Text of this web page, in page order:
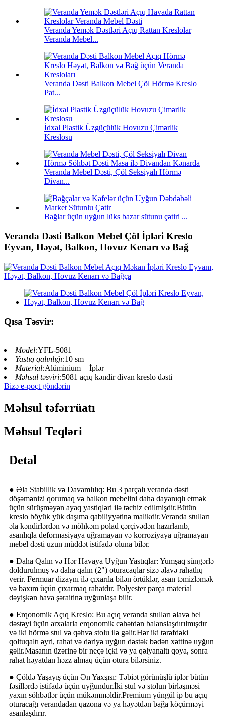
Veranda Yemək Dəstləri Açıq Rattan Kreslolar
Veranda Mebel...
Veranda Dəsti Balkon Mebel Çöl Hörmə Kreslo
Pat...
İdxal Plastik Üzgüçülük Hovuzu Çimərlik
Kreslosu
Veranda Mebel Dəsti, Çöl Seksiyalı Hörmə
Divan...
Bağlar üçün uyğun lüks bazar sütunu çətiri ...
Veranda Dəsti Balkon Mebel Çöl İpləri Kreslo
Eyvan, Həyət, Balkon, Hovuz Kenarı və Bağ
Qısa Təsvir:
Model:YFL-5081
Yastıq qalınlığı:10 sm
Material:Alüminium + İplər
Məhsul təsviri:5081 açıq kəndir divan kreslo dəsti
Bizə e-poçt göndərin
Məhsul təfərrüatı
Məhsul Teqləri
Detal
● Əla Stabillik və Davamlılıq: Bu 3 parçalı veranda dəsti
döşəmənizi qorumaq və balkon mebelini daha dayanıqlı etmək
üçün sürüşməyən ayaq yastiqləri ilə təchiz edilmişdir.Bütün
kreslo böyük yük daşıma qabiliyyətinə malikdir.Veranda stulları
əla kəndirlərdən və möhkəm polad çərçivədən hazırlanıb,
asanlıqla deformasiyaya uğramayan və korroziyaya uğramayan
mebel dəsti uzun müddət istifadə oluna bilər.
● Daha Qalın və Hər Havaya Uyğun Yastıqlar: Yumşaq süngərlə
doldurulmuş və daha qalın (2") oturacaqlar sizə əlavə rahatlıq
verir. Fermuar dizaynı ilə çıxarıla bilən örtüklər, asan təmizləmək
və baxım üçün çıxarmaq rahatdır. Polyester parça material
dəyişkən hava şəraitinə uyğunlaşa bilir.
● Erqonomik Açıq Kreslo: Bu açıq veranda stulları əlavə bel
dəstəyi üçün arxalarla erqonomik cəhətdən balanslaşdırılmışdır
və iki hörmə stul və qəhvə stolu ilə gəlir.Hər iki tərəfdəki
qoltuqaltı əyri, rahat və dəriyə uyğun dəstək bədən xəttinə uyğun
gəlir.Masanın üzərinə bir neçə içki və ya qəlyanaltı qoya, sonra
rahat həyatdan həzz almaq üçün otura bilərsiniz.
● Çöldə Yaşayış üçün Ən Yaxşısı: Təbiət görünüşlü iplər bütün
fəsillərdə istifadə üçün uyğundur.İki stul və stolun birləşməsi
yaxın söhbətlər üçün mükəmməldir.Premium yüngül ip bu açıq
oturacağı verandadan qazona və ya həyətdən bağa köçürməyi
asanlaşdırır.